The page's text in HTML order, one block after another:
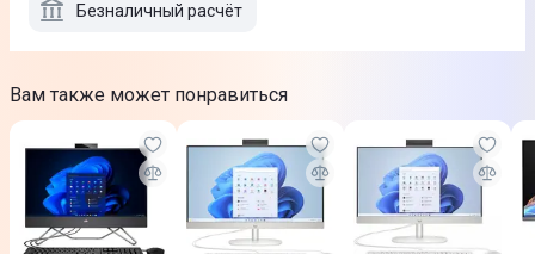
Безналичный расчёт
Вам также может понравиться